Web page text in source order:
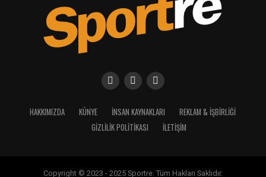
HAKKIMIZDA KÜNYE İNSAN KAYNAKLARI
REKLAM & İŞBIRLIĞI
GIZLILIK POLITIKASI
İLETIŞIM
Copyright © 2023 - 2025 Sportre. Tüm Hakları Saklıdır.